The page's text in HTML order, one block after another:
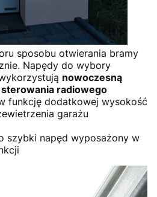
sposobu otwierania bramy
Napędy do wybory
nowoczesną
radiowego
funkcję dodatkowej wysokość
garażu
szybki napęd wyposażony w